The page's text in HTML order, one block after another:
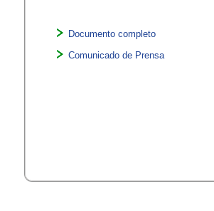
Documento completo​
Co​municado de Prensa